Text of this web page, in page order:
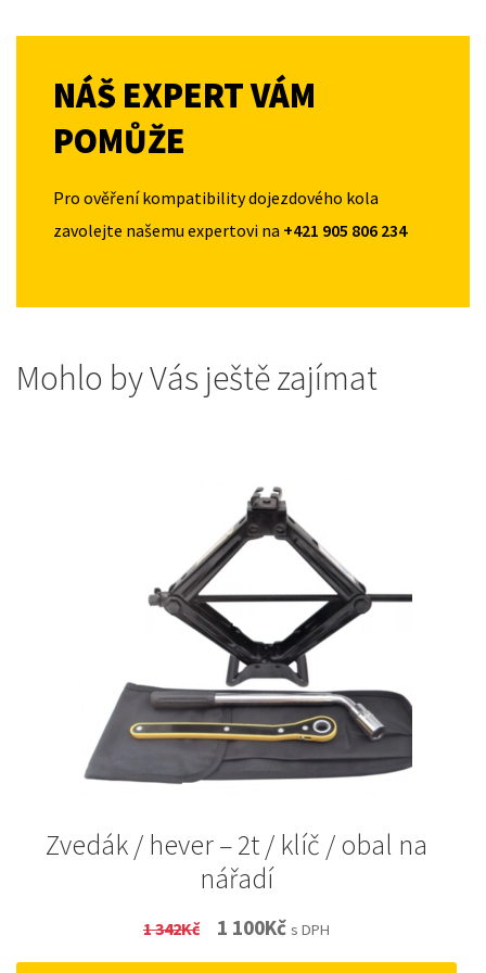
NÁŠ EXPERT VÁM
POMŮŽE
Pro ověření kompatibility dojezdového kola
zavolejte našemu expertovi na +421 905 806 234
Mohlo by Vás ještě zajímat
Zvedák / hever – 2t / klíč / obal na
nářadí
1 342Kč
Original
price
1 100KčCurrent
price
s DPH